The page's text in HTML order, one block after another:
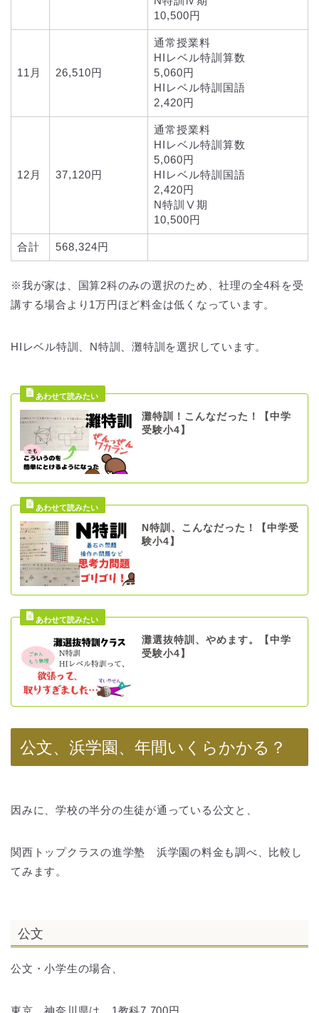
10,500円
11月 26,510円
通常授業料
HIレベル特訓算数
5,060円
HIレベル特訓国語
2,420円
12月 37,120円
通常授業料
HIレベル特訓算数
5,060円
HIレベル特訓国語
2,420円
N特訓Ⅴ期
10,500円
合計 568,324円
※我が家は、国算2科のみの選択のため、社理の全4科を受
講する場合より1万円ほど料金は低くなっています。
HIレベル特訓、N特訓、灘特訓を選択しています。
灘特訓！こんなだった！【中学
受験小4】
N特訓、こんなだった！【中学受
験小4】
灘選抜特訓、やめます。【中学
受験小4】
公文、浜学園、年間いくらかかる？
因みに、学校の半分の生徒が通っている公文と、
関西トップクラスの進学塾 浜学園の料金も調べ、比較し
てみます。
公文
公文・小学生の場合、
東京、神奈川県は、1教科7,700円